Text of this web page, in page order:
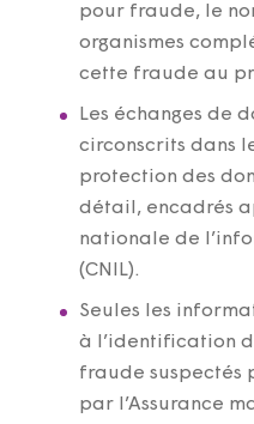
pour fraude, le
organismes
cette fraude au
Les échanges de
circonscrits dans
protection des
détail, encadrés
nationale de
(CNIL).
Seules les
à l’identification
fraude suspectés
par l’Assurance